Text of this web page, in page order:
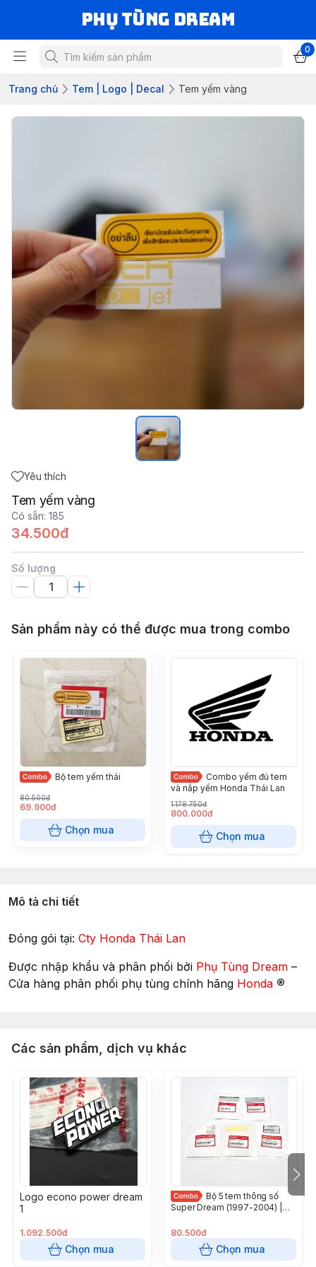
Phụ Tùng Dream
0
Trang chủ Tem | Logo | Decal Tem yếm vàng
Yêu thích
Tem yếm vàng
Có sẵn: 185
34.500đ
Số lượng
Sản phẩm này có thể được mua trong combo
Bộ tem yếm thái
80.500đ
69.900đ
Chọn mua
Combo yếm đủ tem
và nắp yếm Honda Thái Lan
1.178.750đ
800.000đ
Chọn mua
Mô tả chi tiết
Đóng gói tại: Cty Honda Thái Lan
Được nhập khẩu và phân phối bởi Phụ Tùng Dream –
Cửa hàng phân phối phụ tùng chính hãng Honda ®
Các sản phẩm, dịch vụ khác
Logo econo power dream
1
1.092.500đ
Chọn mua
Bộ 5 tem thông số
Super Dream (1997-2004) |
80.500đ
Chọn mua